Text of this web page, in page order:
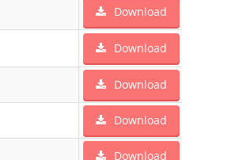
Download
Download
Download
Download
Download